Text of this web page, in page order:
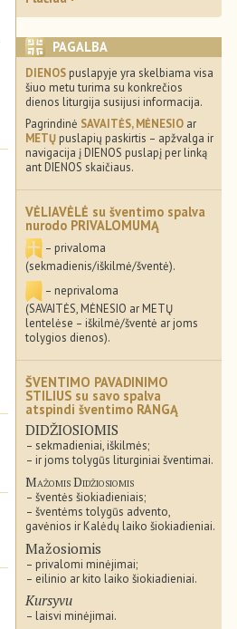
PAGALBA
DIENOS puslapyje yra skelbiama visa
šiuo metu turima su konkrečios
dienos liturgija susijusi informacija.
Pagrindinė SAVAITĖS, MĖNESIO ar
METŲ puslapių paskirtis – apžvalga ir
navigacija į DIENOS puslapį per linką
ant DIENOS skaičiaus.
VĖLIAVĖLĖ su šventimo spalva
nurodo PRIVALOMUMĄ
– privaloma
(sekmadienis/iškilmė/šventė).
– neprivaloma
(SAVAITĖS, MĖNESIO ar METŲ
lentelėse – iškilmė/šventė ar joms
tolygios dienos).
ŠVENTIMO PAVADINIMO
STILIUS su savo spalva
atspindi šventimo RANGĄ
DIDŽIOSIOMIS
– sekmadieniai, iškilmės;
– ir joms tolygūs liturginiai šventimai.
Mažomis Didžiosiomis
– šventės šiokiadieniais;
– šventėms tolygūs advento,
gavėnios ir Kalėdų laiko šiokiadieniai.
Mažosiomis
– privalomi minėjimai;
– eilinio ar kito laiko šiokiadieniai.
Kursyvu
– laisvi minėjimai.